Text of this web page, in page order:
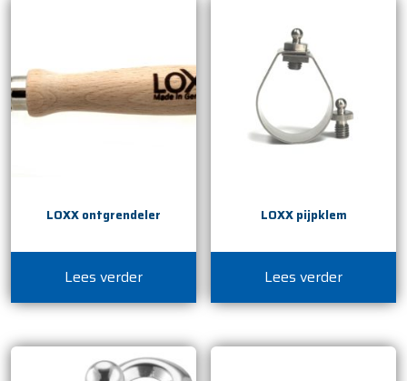
LOXX ontgrendeler
Lees verder
LOXX pijpklem
Lees verder